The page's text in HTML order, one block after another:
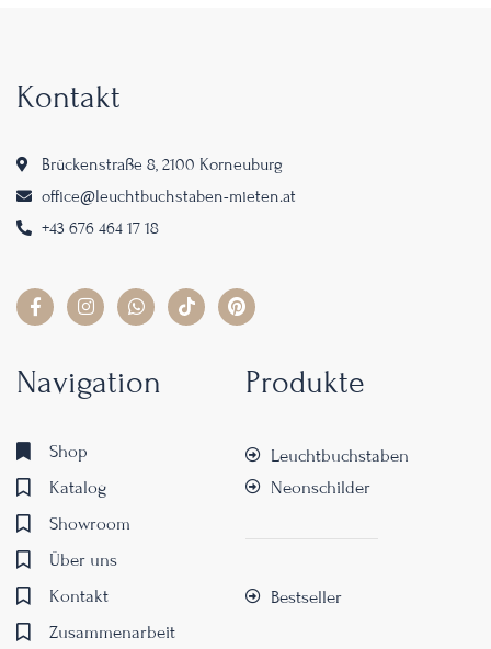
Produkte
Leuchtbuchstaben
Neonschilder
Bestseller
Navigation
Shop
Katalog
Showroom
Über uns
Kontakt
Zusammenarbeit
Kontakt
Brückenstraße 8, 2100 Korneuburg
office@leuchtbuchstaben-mieten.at
+43 676 464 17 18